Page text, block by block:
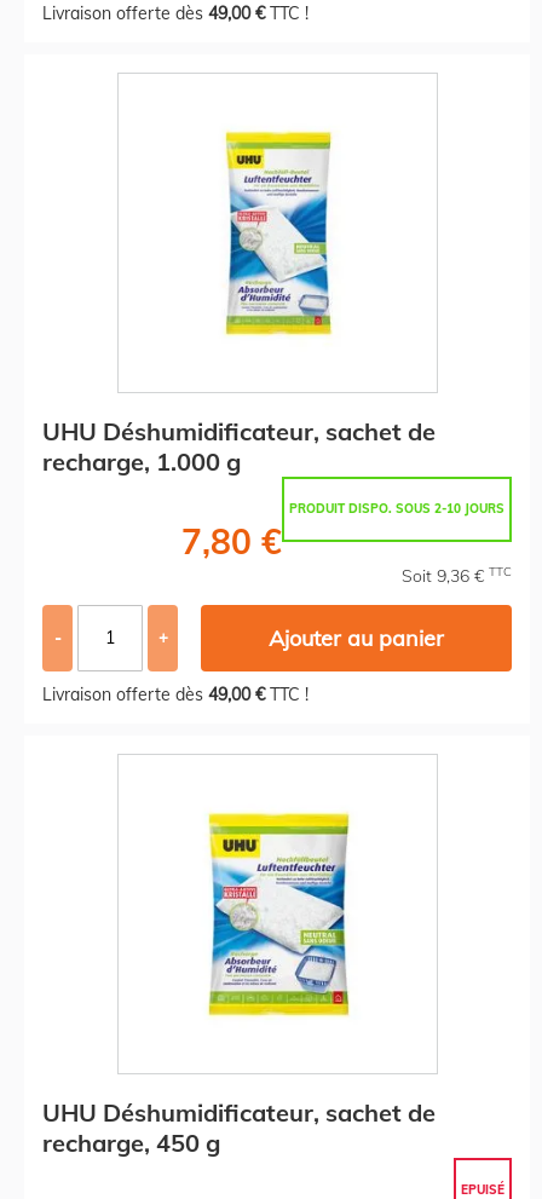
Livraison offerte dès 49,00 €TTC !
UHU Déshumidificateur, sachet de
recharge, 1.000 g
PRODUIT DISPO. SOUS 2-10 JOURS
7,80 €
Soit 9,36 € TTC
- + Ajouter au panier
Livraison offerte dès 49,00 €TTC !
UHU Déshumidificateur, sachet de
recharge, 450 g
EPUISÉ